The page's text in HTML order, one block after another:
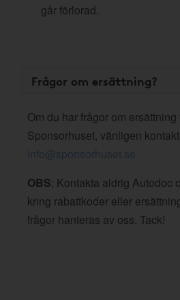
går förlorad.
Frågor om ersättning?
Om du har frågor om
Sponsorhuset, vänligen
info@sponsorhuset.se
OBS: Kontakta aldrig Autodoc
kring rabattkoder eller
frågor hanteras av oss. Tack!